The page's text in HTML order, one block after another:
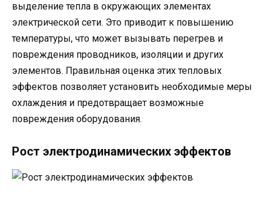
выделение тепла в окружающих элементах
электрической сети. Это приводит к повышению
температуры, что может вызывать перегрев и
повреждения проводников, изоляции и других
элементов. Правильная оценка этих тепловых
эффектов позволяет установить необходимые меры
охлаждения и предотвращает возможные
повреждения оборудования.
Рост электродинамических эффектов